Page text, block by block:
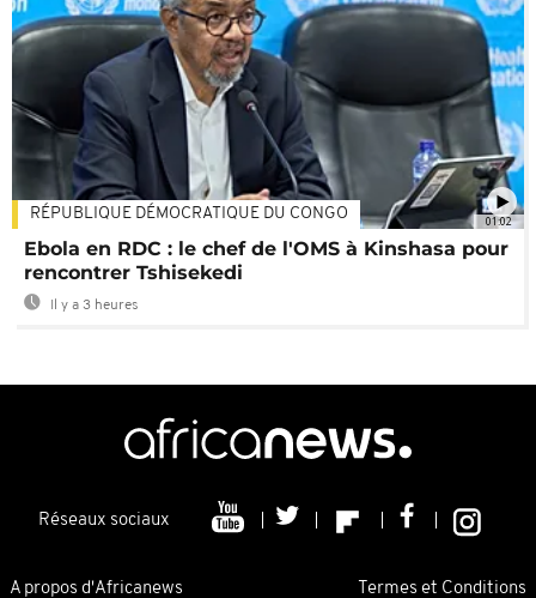
01:02
RÉPUBLIQUE DÉMOCRATIQUE DU CONGO
Ebola en RDC : le chef de l'OMS à Kinshasa pour
rencontrer Tshisekedi
Il y a 3 heures
Réseaux sociaux
A propos d'Africanews Termes et Conditions